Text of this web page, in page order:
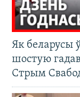
Як беларусы
шостую
Стрым